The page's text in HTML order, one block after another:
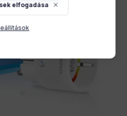
elfogadása